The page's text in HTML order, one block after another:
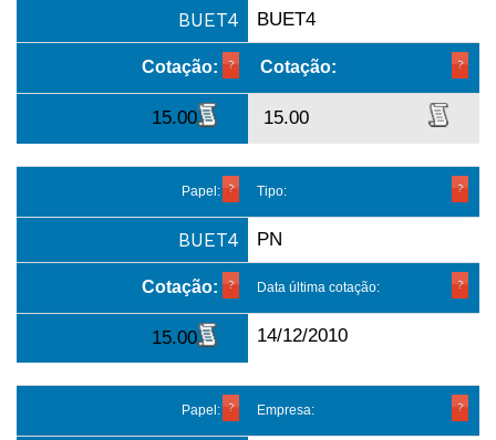
BUET4 BUET4
Cotação: Cotação:
15.00 15.00
Papel: Tipo:
BUET4 PN
Cotação: Data última cotação:
15.00 14/12/2010
Papel: Empresa: